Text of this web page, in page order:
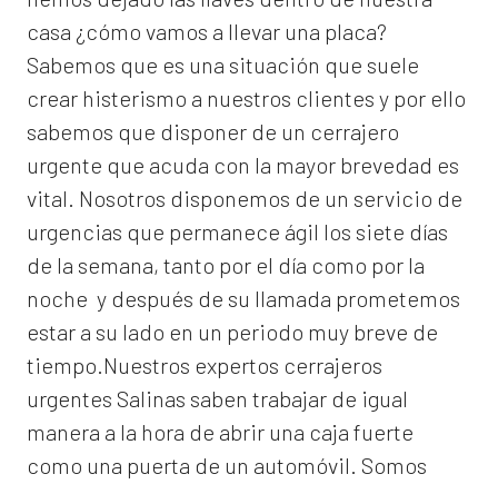
casa ¿cómo vamos a llevar una placa?
Sabemos que es una situación que suele
crear histerismo a nuestros clientes y por ello
sabemos que disponer de un cerrajero
urgente que acuda con la mayor brevedad es
vital. Nosotros disponemos de un servicio de
urgencias que permanece ágil los siete días
de la semana, tanto por el día como por la
noche y después de su llamada prometemos
estar a su lado en un periodo muy breve de
tiempo.Nuestros expertos cerrajeros
urgentes Salinas saben trabajar de igual
manera a la hora de abrir una caja fuerte
como una puerta de un automóvil. Somos